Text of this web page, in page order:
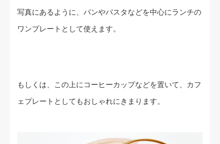
写真にあるように、パンやパスタなどを中心にランチの
ワンプレートとして使えます。
もしくは、この上にコーヒーカップなどを置いて、カフ
ェプレートとしてもおしゃれにきまります。